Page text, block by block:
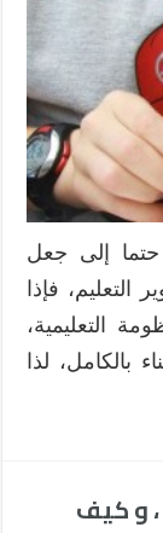
إلى جعل
فإذا
التعليمية،
بالكامل، لذا
، و كيف